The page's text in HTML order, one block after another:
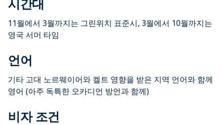
시간대
11월에서 3월까지는 그린위치 표준시, 3월에서 10월까지는
영국 서머 타임
언어
기타 고대 노르웨이어와 켈트 영향을 받은 지역 언어와 함께
영어 (아주 독특한 오카디언 방언과 함께)
비자 조건